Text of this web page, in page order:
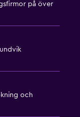
på över
och